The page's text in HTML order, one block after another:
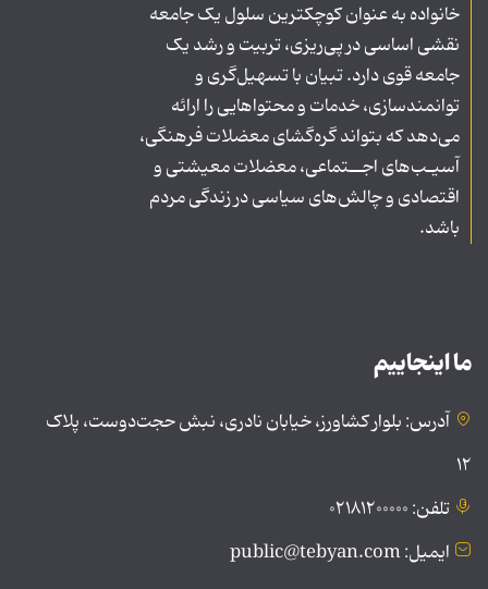
خانواده به عنوان کوچکترین سلول یک جامعه
نقشی اساسی در پی‌ریزی، تربیت و رشد یک
جامعه قوی دارد. تبیان با تسهیل‌گری و
توانمندسازی، خدمات و محتواهایی را ارائه
می‌دهد که بتواند گره‌گشای معضلات فرهنگی،
آسیـب‌های اجــتماعی، معضلات معیشتی و
اقتصادی و چالش‌های سیاسی در زندگی مردم
باشد.
ما اینجاییم
آدرس: بلوار کشاورز، خیابان نادری، نبش حجت‌دوست، پلاک
۱۲
تلفن: ۰۲۱۸۱۲۰۰۰۰۰
ایمیل: public@tebyan.com